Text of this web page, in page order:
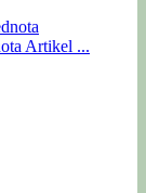
Artikel ...